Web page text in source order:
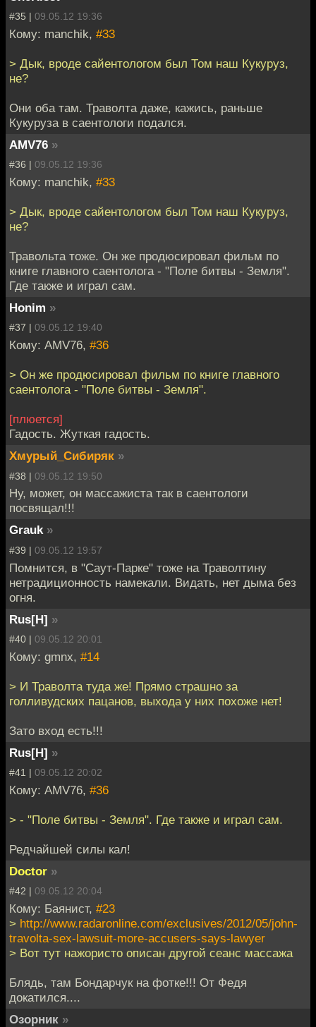
#35 | 09.05.12 19:36
Кому: manchik, #33
> Дык, вроде сайентологом был Том наш Кукуруз,
не?
Они оба там. Траволта даже, кажись, раньше
Кукуруза в саентологи подался.
AMV76 »
#36 | 09.05.12 19:36
Кому: manchik, #33
> Дык, вроде сайентологом был Том наш Кукуруз,
не?
Травольта тоже. Он же продюсировал фильм по
книге главного саентолога - "Поле битвы - Земля".
Где также и играл сам.
Honim »
#37 | 09.05.12 19:40
Кому: AMV76, #36
> Он же продюсировал фильм по книге главного
саентолога - "Поле битвы - Земля".
[плюется]
Гадость. Жуткая гадость.
Хмурый_Сибиряк »
#38 | 09.05.12 19:50
Ну, может, он массажиста так в саентологи
посвящал!!!
Grauk »
#39 | 09.05.12 19:57
Помнится, в "Саут-Парке" тоже на Траволтину
нетрадиционность намекали. Видать, нет дыма без
огня.
Rus[H] »
#40 | 09.05.12 20:01
Кому: gmnx, #14
> И Траволта туда же! Прямо страшно за
голливудских пацанов, выхода у них похоже нет!
Зато вход есть!!!
Rus[H] »
#41 | 09.05.12 20:02
Кому: AMV76, #36
> - "Поле битвы - Земля". Где также и играл сам.
Редчайшей силы кал!
Doctor »
#42 | 09.05.12 20:04
Кому: Баянист, #23
> http://www.radaronline.com/exclusives/2012/05/john-
travolta-sex-lawsuit-more-accusers-says-lawyer
> Вот тут нажористо описан другой сеанс массажа
Блядь, там Бондарчук на фотке!!! От Федя
докатился....
Озорник »